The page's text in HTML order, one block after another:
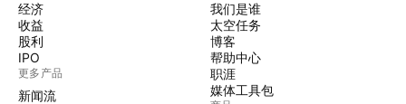
经济
收益
股利
IPO
更多产品
新闻流
我们是谁
太空任务
博客
帮助中心
职涯
媒体工具包